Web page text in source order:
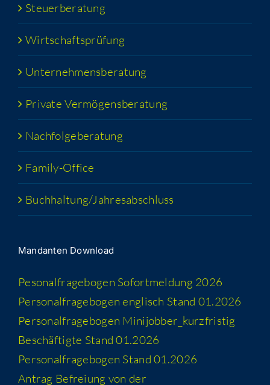
Steu­er­be­ra­tung
Wirt­schafts­prü­fung
Unter­neh­mens­be­ra­tung
Pri­va­te Vermögensberatung
Nach­fol­ge­be­ra­tung
Fami­­ly-Office
Buchhaltung/​​Jahresabschluss
Man­dan­ten Download
Peso­nal­fra­ge­bo­gen Sofort­mel­dung 2026
Per­so­nal­fra­ge­bo­gen eng­lisch Stand 01.2026
Per­so­nal­fra­ge­bo­gen Minijobber_​kurzfristig
Beschäf­tig­te Stand 01.2026
Per­so­nal­fra­ge­bo­gen Stand 01.2026
Antrag Befrei­ung von der